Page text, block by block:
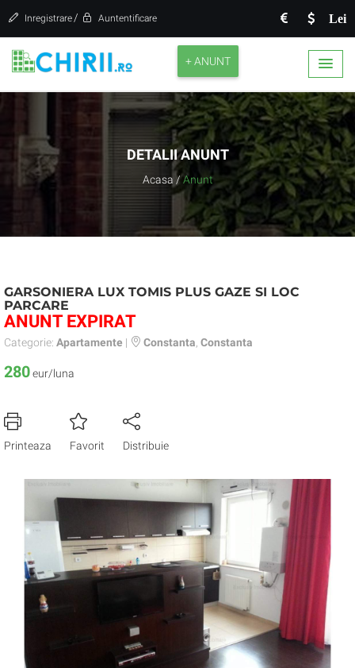
Lei
Inregistrare / Auntentificare
+ ANUNT
DETALII ANUNT
Acasa / Anunt
GARSONIERA LUX TOMIS PLUS GAZE SI LOC
PARCARE
ANUNT EXPIRAT
Categorie: Apartamente | Constanta Constanta
280eur/luna
Printeaza Favorit Distribuie